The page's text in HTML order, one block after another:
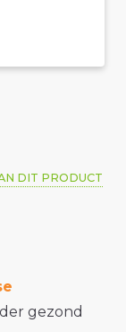
DIT PRODUCT
gezond